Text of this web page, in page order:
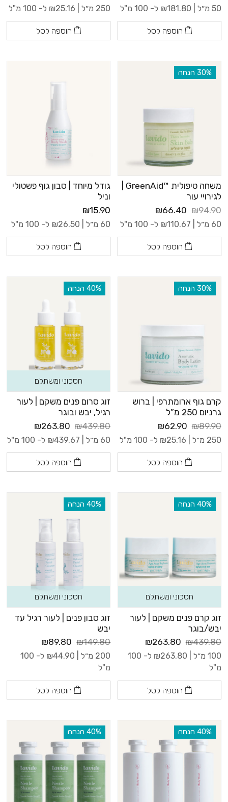
50 מ״ל | ₪181.80 ל- 100 מ"ל
הוספה לסל
250 מ״ל | ₪25.16 ל- 100 מ"ל
הוספה לסל
‫30% הנחה
לגירויי עור
₪94.90
₪66.40
60 מ״ל | ₪110.67 ל- 100 מ"ל
הוספה לסל
גודל מיוחד | סבון גוף פשטולי
וניל
₪15.90
60 מ״ל | ₪26.50 ל- 100 מ"ל
הוספה לסל
‫30% הנחה
קרם גוף ארומתרפי | ברוש
גרניום 250 מ”ל
₪89.90
₪62.90
250 מ״ל | ₪25.16 ל- 100 מ"ל
הוספה לסל
‫40% הנחה
חסכוני ומשתלם
זוג סרום פנים משקם | לעור
רגיל, יבש ובוגר
₪439.80
₪263.80
60 מ״ל | ₪439.67 ל- 100 מ"ל
הוספה לסל
‫40% הנחה
חסכוני ומשתלם
זוג קרם פנים משקם | לעור
יבש/בוגר
₪439.80
₪263.80
100 מ״ל | ₪263.80
ל- 100
מ"ל
הוספה לסל
‫40% הנחה
חסכוני ומשתלם
זוג סבון פנים | לעור רגיל עד
יבש
₪149.80
₪89.80
200 מ״ל | ₪44.90
ל- 100
מ"ל
הוספה לסל
‫40% הנחה ‫40% הנחה